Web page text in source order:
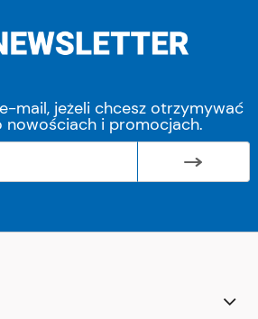
mail, jeżeli chcesz otrzymywać
nowościach i promocjach.